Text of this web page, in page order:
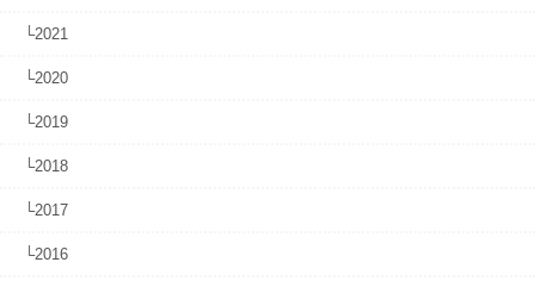
└2021
└2020
└2019
└2018
└2017
└2016